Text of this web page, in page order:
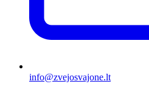
info@zvejosvajone.lt